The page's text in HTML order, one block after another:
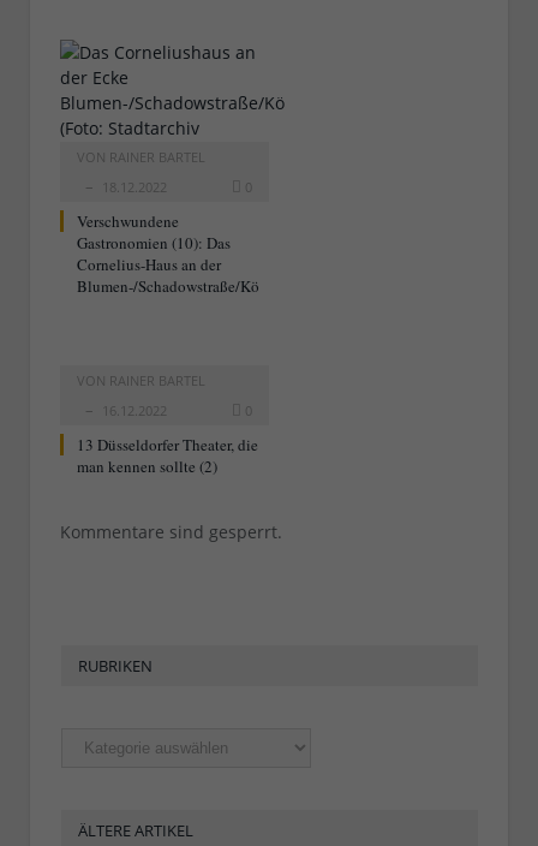
VON RAINER BARTEL
18.12.2022
0
Verschwundene
Gastronomien (10): Das
Cornelius-Haus an der
Blumen-/Schadowstraße/Kö
VON RAINER BARTEL
16.12.2022
0
13 Düsseldorfer Theater, die
man kennen sollte (2)
Kommentare sind gesperrt.
RUBRIKEN
Rubriken
ÄLTERE ARTIKEL